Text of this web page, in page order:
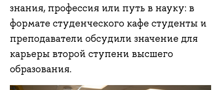
знания, профессия или путь в науку: в
формате студенческого кафе студенты и
преподаватели обсудили значение для
карьеры второй ступени высшего
образования.